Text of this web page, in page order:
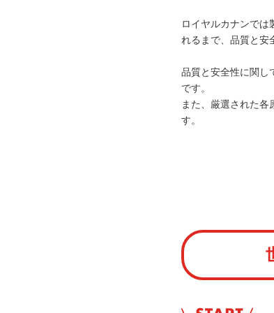
ロイヤルカナンでは
れるまで、品質と安
品質と安全性に関し
です。
また、厳選された各
す。